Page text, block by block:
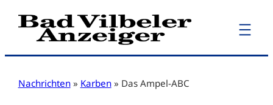
Zum
Inhalt
Nachrichten » Karben » Das Ampel-ABC